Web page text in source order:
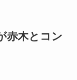
赤木とコン